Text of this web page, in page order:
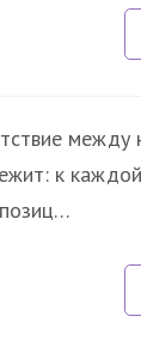
между
к